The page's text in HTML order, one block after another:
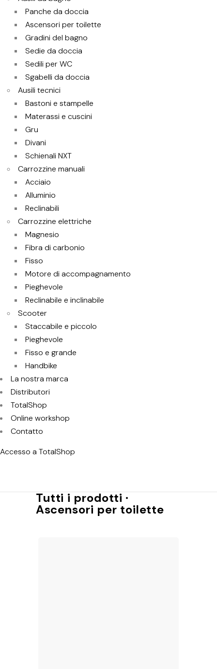
Panche da doccia
Ascensori per toilette
Gradini del bagno
Sedie da doccia
Sedili per WC
Sgabelli da doccia
Ausili tecnici
Bastoni e stampelle
Materassi e cuscini
Gru
Divani
Schienali NXT
Carrozzine manuali
Acciaio
Alluminio
Reclinabili
Carrozzine elettriche
Magnesio
Fibra di carbonio
Fisso
Motore di accompagnamento
Pieghevole
Reclinabile e inclinabile
Scooter
Staccabile e piccolo
Pieghevole
Fisso e grande
Handbike
La nostra marca
Distributori
TotalShop
Online workshop
Contatto
Accesso a TotalShop
Tutti i prodotti ·
Ascensori per toilette